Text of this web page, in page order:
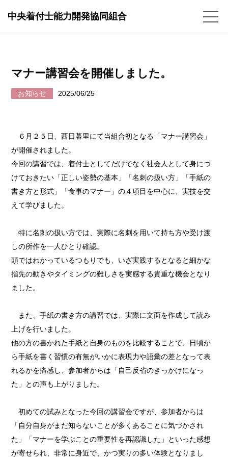
中央着付士能力開発協同組合
マナー講習会を開催しました。
お知らせ 2025/06/25
６月２５日、西日暮里にて当組合初となる「マナー講習会」
が開催されました。
今回の講習では、着付士としてだけでなく社会人として身につ
けておきたい「正しい姿勢の基本」「名刺の扱い方」「手紙の
書き方と形式」「食事のマナー」の４項目を中心に、実技を交
えて学びました。
特に名刺の扱い方では、実際に名刺を用いて持ち方や受け渡
しの所作を一人ひとり確認。
頭ではわかっているつもりでも、いざ実践するとなると細かな
指先の動きやタイミングの難しさを実感する貴重な機会となり
ました。
また、手紙の書き方の講習では、実際に文面を作成して読み
上げを行いました。
他の方の書かれた手紙と自身のものを比較することで、日頃か
ら手紙を書く習慣の有無がいかに表現力や語彙の差となって表
れるかを痛感し、参加者からは「自己反省のきっかけになっ
た」との声も上がりました。
初めての試みとなった今回の講習会ですが、参加者からは
「自分自身がまだ知らないことが多くあることに気づかされ
た」「マナーを学ぶことの重要性を再認識した」といった感想
が寄せられ、非常に身近で、かつ実りの多い体験となりまし